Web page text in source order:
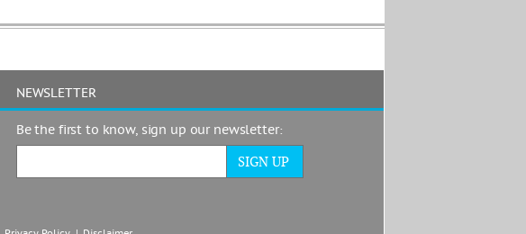
NEWSLETTER
Be the first to know, sign up our newsletter: